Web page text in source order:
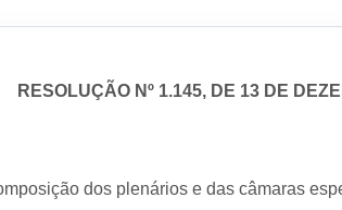
RESOLUÇÃO Nº 1.145, DE 13 DE
dos plenários e das câmaras